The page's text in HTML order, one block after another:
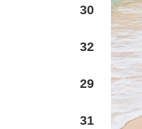
30
32
29
31